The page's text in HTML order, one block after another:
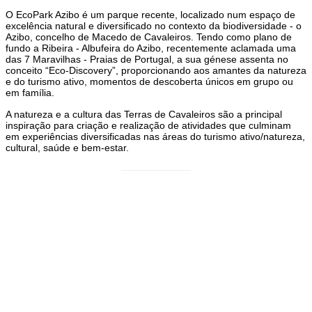
O EcoPark Azibo é um parque recente, localizado num espaço de
excelência natural e diversificado no contexto da biodiversidade - o
Azibo, concelho de Macedo de Cavaleiros. Tendo como plano de
fundo a Ribeira - Albufeira do Azibo, recentemente aclamada uma
das 7 Maravilhas - Praias de Portugal, a sua génese assenta no
conceito “Eco-Discovery”, proporcionando aos amantes da natureza
e do turismo ativo, momentos de descoberta únicos em grupo ou
em família.
A natureza e a cultura das Terras de Cavaleiros são a principal
inspiração para criação e realização de atividades que culminam
em experiências diversificadas nas áreas do turismo ativo/natureza,
cultural, saúde e bem-estar.